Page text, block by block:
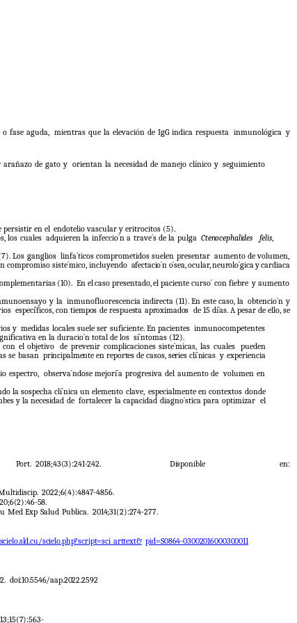
fase aguda, mientras que la elevación de IgG indica respuesta inmunológica y
arañazo de gato y orientan la necesidad de manejo clínico y seguimiento
persistir en el endotelio vascular y eritrocitos (5).
los cuales adquieren la infeccio´n a trave´s de la pulga Ctenocephalides felis,
Los ganglios linfa´ticos comprometidos suelen presentar aumento de volumen,
compromiso siste´mico, incluyendo afectacio´n o´sea,ocular,neurolo´gicaycardiaca
(10). En elcaso presentado,el paciente curso´ con fiebre y aumento
y la inmunofluorescencia indirecta (11). En este caso, la obtencio´n y
especí´ficos, con tiempos de respuesta aproximados de 15 dí´as. A pesar de ello, se
y medidas locales suele ser suficiente. En pacientes inmunocompetentes
en la duracio´n total de los sí´ntomas (12).
el objetivo de prevenir complicaciones siste´micas, las cuales pueden
se basan principalmente en reportes de casos, series clí´nicas y experiencia
espectro, observa´ndose mejorí´a progresiva del aumento de volumen en
la sospecha clí´nica un elemento clave, especialmente en contextos donde
y la necesidad de fortalecer la capacidad diagno´stica para optimizar el
Port. 2018;43(3):241-242. Disponible
en:
2022;6(4):4847-4856.
58.
Med Exp Salud Publica. 2014;31(2):274-277.
scielo.php?script=sci_arttext& pid=S0864-03002016000300011
doi:10.5546/aap.2022.2592